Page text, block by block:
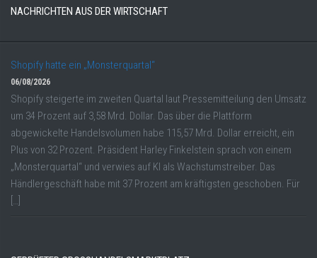
NACHRICHTEN AUS DER WIRTSCHAFT
Shopify hatte ein „Monsterquartal“
06/08/2026
Shopify steigerte im zweiten Quartal laut Pressemitteilung den Umsatz
um 34 Prozent auf 3,58 Mrd. Dollar. Das über die Plattform
abgewickelte Handelsvolumen habe 115,57 Mrd. Dollar erreicht, ein
Plus von 32 Prozent. Präsident Harley Finkelstein sprach von einem
„Monsterquartal“ und verwies auf KI als Wachstumstreiber. Das
Händlergeschäft habe mit 37 Prozent am kräftigsten geschoben. Für
[…]